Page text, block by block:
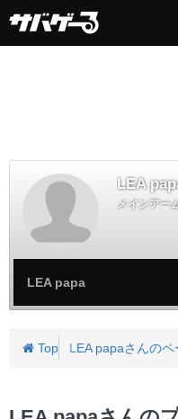
LEA
メインアー
LEA papa
Top LEA papaさんのペ